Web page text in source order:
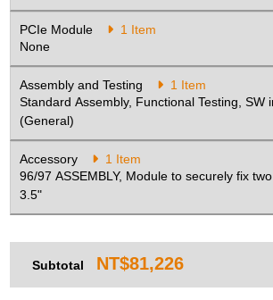
PCIe Module
1 Item
None
Assembly and Testing
1 Item
Standard Assembly, Functional Testing, SW
(General)
Accessory
1 Item
96/97 ASSEMBLY, Module to securely fix
3.5"
Subtotal NT$81,226